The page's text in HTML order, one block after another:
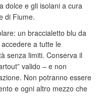
dolce e gli isolani a cura
di Fiume.
un braccialetto blu da
a tutte le
senza limiti. Conserva il
valido – e non
Non potranno essere
e ogni altro mezzo che